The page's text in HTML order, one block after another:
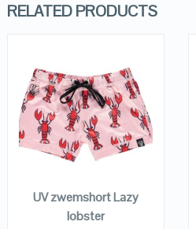
RELATED PRODUCTS
QUICK LOOK
VIEW DETAILS
KOPEN
UV zwemshort Lazy
lobster